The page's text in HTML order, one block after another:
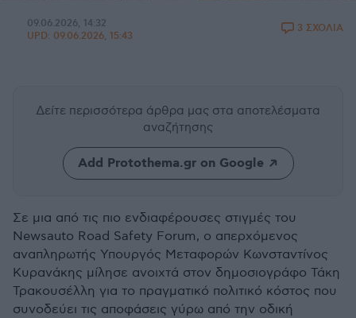
09.06.2026, 14:32
UPD: 09.06.2026, 15:43
3 ΣΧΟΛΙΑ
Δείτε περισσότερα άρθρα μας στα αποτελέσματα
αναζήτησης
Add Protothema.gr on Google
Σε μια από τις πιο ενδιαφέρουσες στιγμές του
Newsauto Road Safety Forum, ο απερχόμενος
αναπληρωτής Υπουργός Μεταφορών Κωνσταντίνος
Κυρανάκης μίλησε ανοιχτά στον δημοσιογράφο Τάκη
Τρακουσέλλη για το πραγματικό πολιτικό κόστος που
συνοδεύει τις αποφάσεις γύρω από την οδική